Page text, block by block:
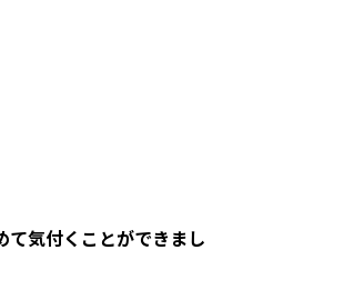
て気付くことができまし